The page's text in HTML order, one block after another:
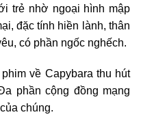
trẻ nhờ ngoại hình mập
đặc tính hiền lành, thân
có phần ngốc nghếch.
về Capybara thu hút
phần cộng đồng mạng
chúng.